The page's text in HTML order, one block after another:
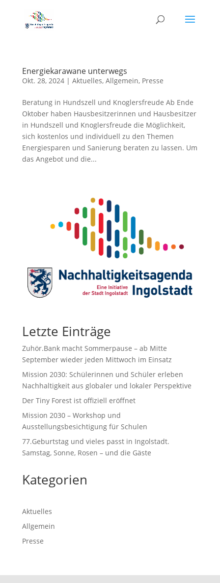
Energiekarawane unterwegs
Okt. 28, 2024| Aktuelles, Allgemein, Presse
Beratung in Hundszell und Knoglersfreude Ab Ende
Oktober haben Hausbesitzerinnen und Hausbesitzer
in Hundszell und Knoglersfreude die Möglichkeit,
sich kostenlos und individuell zu den Themen
Energiesparen und Sanierung beraten zu lassen. Um
das Angebot und die...
Letzte Einträge
Zuhör.Bank macht Sommerpause – ab Mitte
September wieder jeden Mittwoch im Einsatz
Mission 2030: Schülerinnen und Schüler erleben
Nachhaltigkeit aus globaler und lokaler Perspektive
Der Tiny Forest ist offiziell eröffnet
Mission 2030 – Workshop und
Ausstellungsbesichtigung für Schulen
77.Geburtstag und vieles passt in Ingolstadt.
Samstag, Sonne, Rosen – und die Gäste
Kategorien
Aktuelles
Allgemein
Presse